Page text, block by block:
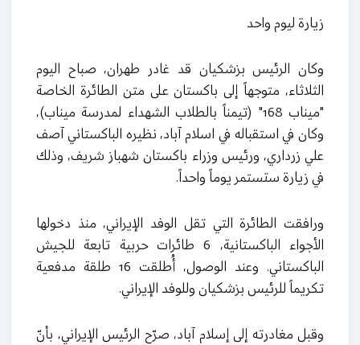
زيارة ليوم واحد
وكان الرئيس بزشكيان قد غادر طهران، صباح اليوم
الثلاثاء، متوجهاً إلى باكستان على متن الطائرة الخاصة
"ميناب 168" (تيمناً بالطلاب الشهداء لمدرسة ميناب)،
وكان في استقباله في اسلام آباد، نظيره الباكستاني آصف
علي زرداري، ورئيس وزراء باكستان شهباز شريف، وذلك
في زيارة ستستمر يوماً واحداً.
ورافقت الطائرة التي تقل الوفد الإيراني، منذ دخولها
الأجواء الباكستانية، 6 طائرات حربية تابعة للجيش
الباكستاني. وعند الوصول، أُطلقت 16 طلقة مدفعية
تكريماً للرئيس بزشكيان وللوفد الإيراني.
وقبل مغادرته إلى إسلام آباد، صرّح الرئيس الإيراني، بأنّ